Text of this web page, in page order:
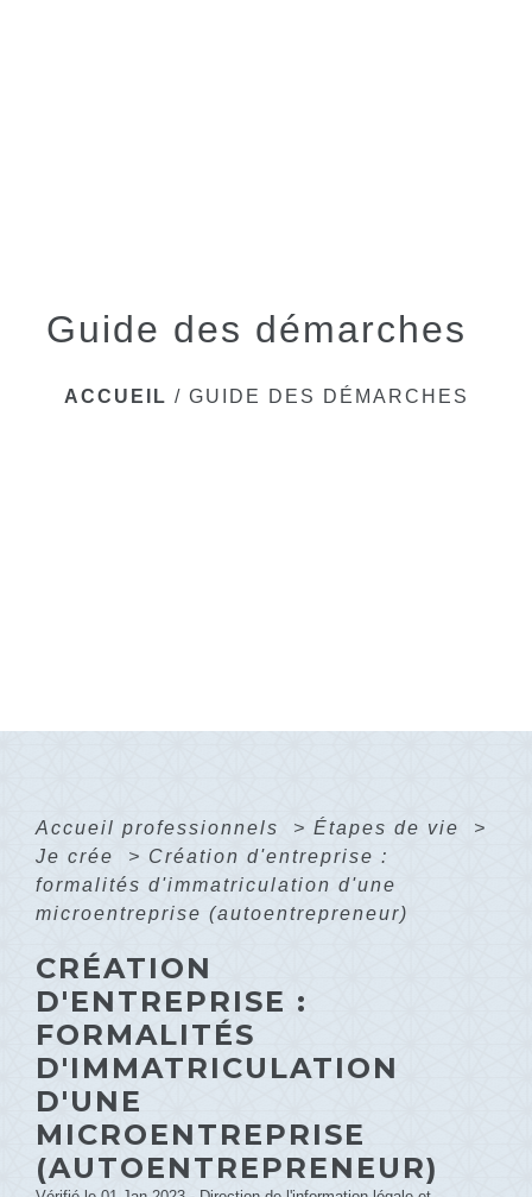
Guide des démarches
ACCUEIL / GUIDE DES DÉMARCHES
Accueil professionnels > Étapes de vie
>
Je crée
> Création d'entreprise :
formalités d'immatriculation d'une
microentreprise (autoentrepreneur)
CRÉATION
D'ENTREPRISE :
FORMALITÉS
D'IMMATRICULATION
D'UNE
MICROENTREPRISE
(AUTOENTREPRENEUR)